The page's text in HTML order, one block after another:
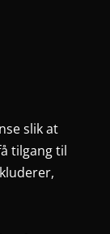
slik at
tilgang til